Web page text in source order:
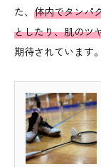
た、 体内でタンパ
としたり、肌のツ
期待されています。